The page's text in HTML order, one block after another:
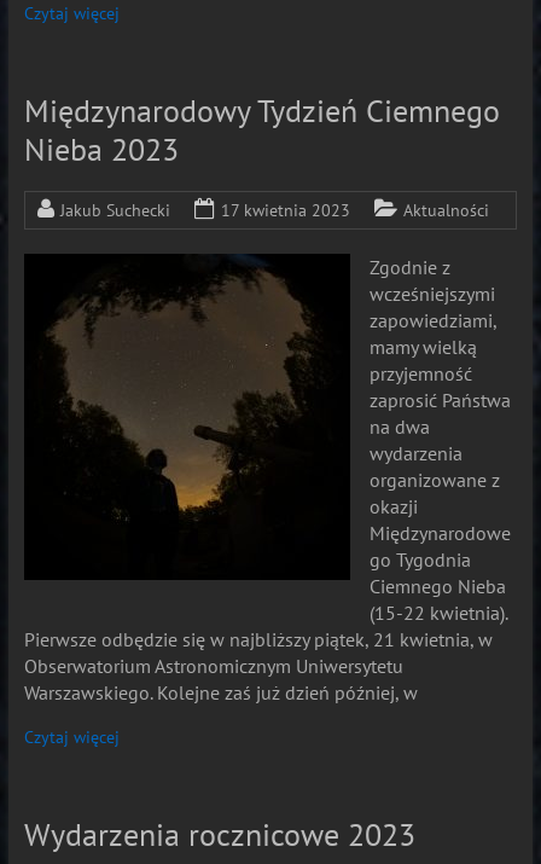
Czytaj więcej
Międzynarodowy Tydzień Ciemnego
Nieba 2023
Jakub Suchecki 17 kwietnia 2023 Aktualności
Zgodnie z
wcześniejszymi
zapowiedziami,
mamy wielką
przyjemność
zaprosić Państwa
na dwa
wydarzenia
organizowane z
okazji
Międzynarodowe
go Tygodnia
Ciemnego Nieba
(15-22 kwietnia).
Pierwsze odbędzie się w najbliższy piątek, 21 kwietnia, w
Obserwatorium Astronomicznym Uniwersytetu
Warszawskiego. Kolejne zaś już dzień później, w
Czytaj więcej
Wydarzenia rocznicowe 2023